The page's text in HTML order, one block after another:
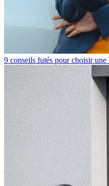
9 conseils futés pour choisir une